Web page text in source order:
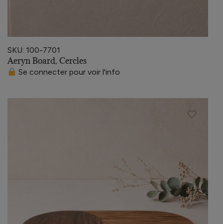
SKU: 100-7701
Aeryn Board, Cercles
Se connecter pour voir l'info